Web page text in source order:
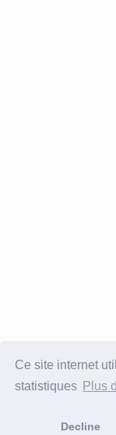
Ce site internet
statistiques Plus
Decline